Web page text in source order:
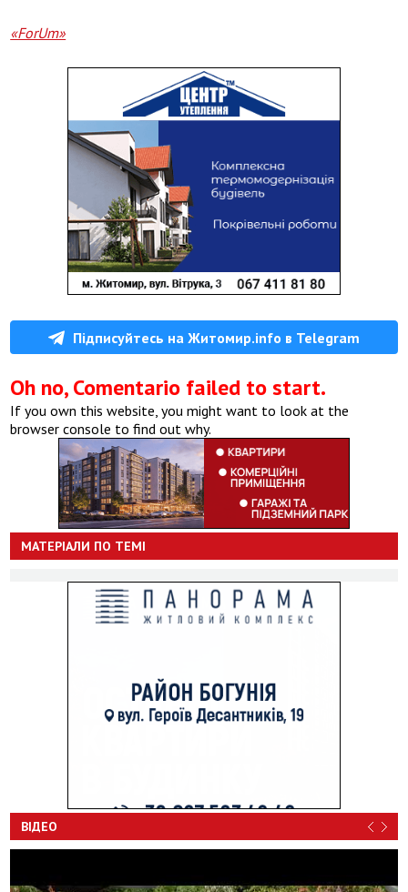
«ForUm»
Підписуйтесь на Житомир.info в Telegram
Oh no, Comentario failed to start.
If you own this website, you might want to look at the
browser console to find out why.
МАТЕРІАЛИ ПО ТЕМІ
ВІДЕО